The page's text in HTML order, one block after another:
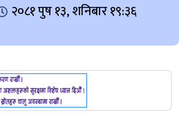
२०८१ पुष १३, शनिबार १९:३६